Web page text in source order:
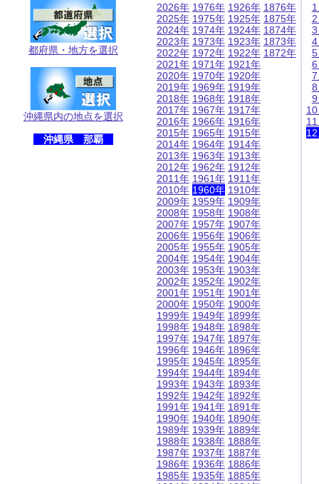
都府県・地方を選択
沖縄県内の地点を選択
沖縄県 那覇
2026年
2025年
2024年
2023年
2022年
2021年
2020年
2019年
2018年
2017年
2016年
2015年
2014年
2013年
2012年
2011年
2010年
2009年
2008年
2007年
2006年
2005年
2004年
2003年
2002年
2001年
2000年
1999年
1998年
1997年
1996年
1995年
1994年
1993年
1992年
1991年
1990年
1989年
1988年
1987年
1986年
1985年
1976年
1975年
1974年
1973年
1972年
1971年
1970年
1969年
1968年
1967年
1966年
1965年
1964年
1963年
1962年
1961年
1960年
1959年
1958年
1957年
1956年
1955年
1954年
1953年
1952年
1951年
1950年
1949年
1948年
1947年
1946年
1945年
1944年
1943年
1942年
1941年
1940年
1939年
1938年
1937年
1936年
1935年
1926年
1925年
1924年
1923年
1922年
1921年
1920年
1919年
1918年
1917年
1916年
1915年
1914年
1913年
1912年
1911年
1910年
1909年
1908年
1907年
1906年
1905年
1904年
1903年
1902年
1901年
1900年
1899年
1898年
1897年
1896年
1895年
1894年
1893年
1892年
1891年
1890年
1889年
1888年
1887年
1886年
1885年
1876年
1875年
1874年
1873年
1872年